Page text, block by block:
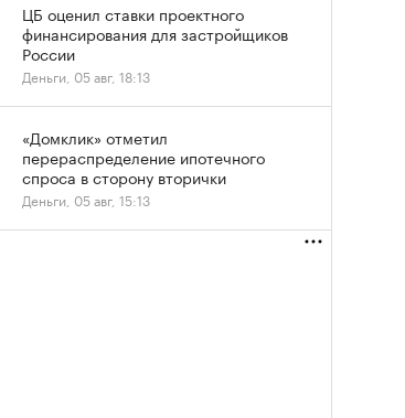
ЦБ оценил ставки проектного
финансирования для застройщиков
России
Деньги, 05 авг, 18:13
«Домклик» отметил
перераспределение ипотечного
спроса в сторону вторички
Деньги, 05 авг, 15:13